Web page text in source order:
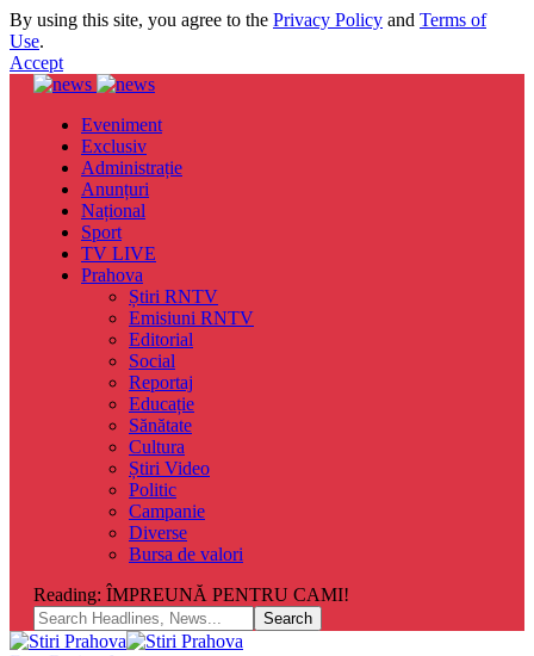
By using this site, you agree to the Privacy Policy and Terms of
Use.
Accept
Eveniment
Exclusiv
Administrație
Anunțuri
Național
Sport
TV LIVE
Prahova
Știri RNTV
Emisiuni RNTV
Editorial
Social
Reportaj
Educație
Sănătate
Cultura
Știri Video
Politic
Campanie
Diverse
Bursa de valori
Reading: ÎMPREUNĂ PENTRU CAMI!